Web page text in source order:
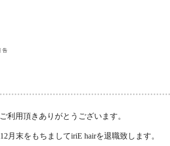
告
利用頂きありがとうございます。
月末をもちましてiriE hairを退職致します。